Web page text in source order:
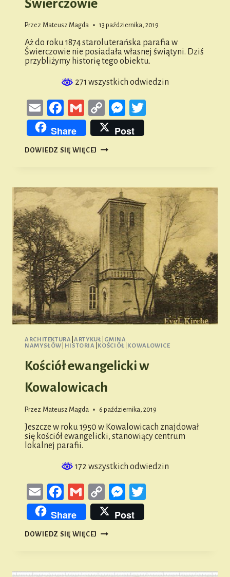
Świerczowie
Przez Mateusz Magda 13 października, 2019
Aż do roku 1874 staroluterańska parafia w
Świerczowie nie posiadała własnej świątyni. Dziś
przybliżymy historię tego obiektu.
271 wszystkich odwiedzin
EmailFacebook
GmailCopy
Link
Messenger
Share Post
DOWIEDZ SIĘ WIĘCEJ KOŚCIÓŁ
ARCHITEKTURA |ARTYKUŁ GMINA
NAMYSŁÓW
HISTORIA KOŚCIÓŁ KOWALOWICE
Kościół ewangelicki w
Kowalowicach
Przez Mateusz Magda 6 października, 2019
Jeszcze w roku 1950 w Kowalowicach znajdował
się kościół ewangelicki, stanowiący centrum
lokalnej parafii.
172 wszystkich odwiedzin
EmailFacebook
GmailCopy
Link
Messenger
Share Post
DOWIEDZ SIĘ WIĘCEJ KOŚCIÓŁ